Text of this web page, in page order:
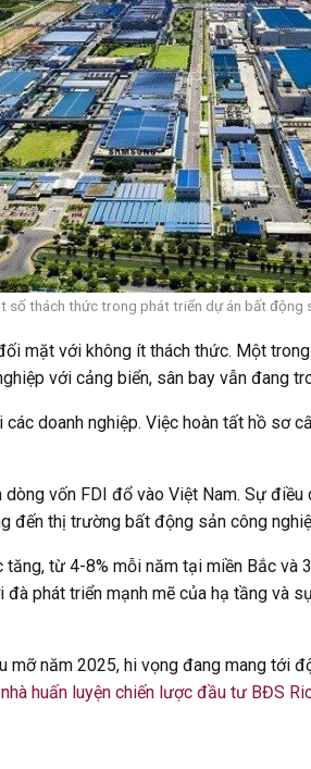
số thách thức trong phát triển dự án bất động
mặt với không ít thách thức. Một
với cảng biển, sân bay vẫn đang
doanh nghiệp. Việc hoàn tất hồ sơ
vốn FDI đổ vào Việt Nam. Sự
đến thị trường bất động sản công
từ 4-8% mỗi năm tại miền Bắc và
phát triển mạnh mẽ của hạ tầng
năm 2025, hi vọng đang mang tới
huấn luyện chiến lược đầu tư BĐS